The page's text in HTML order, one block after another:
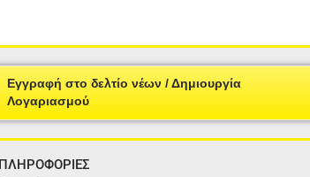
Εγγραφή στο δελτίο νέων / Δημιουργία
Λογαριασμού
ΠΛΗΡΟΦΟΡΙΕΣ